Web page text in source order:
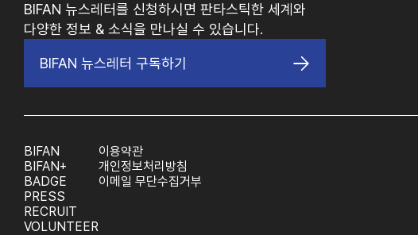
BIFAN 뉴스레터를 신청하시면 판타스틱한 세계와
다양한 정보 & 소식을 만나실 수 있습니다.
BIFAN 뉴스레터 구독하기
BIFAN
BIFAN+
BADGE
PRESS
RECRUIT
VOLUNTEER
이용약관
개인정보처리방침
이메일 무단수집거부